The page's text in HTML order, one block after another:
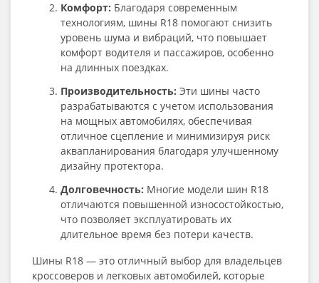
Комфорт: Благодаря современным
технологиям, шины R18 помогают снизить
уровень шума и вибраций, что повышает
комфорт водителя и пассажиров, особенно
на длинных поездках.
Производительность: Эти шины часто
разрабатываются с учетом использования
на мощных автомобилях, обеспечивая
отличное сцепление и минимизируя риск
аквапланирования благодаря улучшенному
дизайну протектора.
Долговечность: Многие модели шин R18
отличаются повышенной износостойкостью,
что позволяет эксплуатировать их
длительное время без потери качеств.
Шины R18 — это отличный выбор для владельцев
кроссоверов и легковых автомобилей, которые